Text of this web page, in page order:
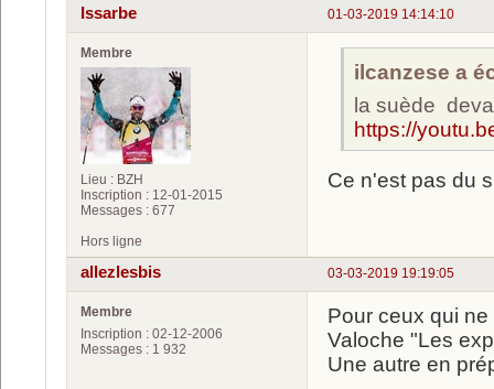
01-03-2019 14:14:10
Issarbe
Membre
Lieu : BZH
Inscription : 12-01-2015
Messages : 677
ilcanzese a
la suède
https://
Ce n'est pas du
Hors ligne
03-03-2019 19:19:05
allezlesbis
Membre
Inscription : 02-12-2006
Messages : 1 932
Pour ceux qui
Valoche "Les
Une autre en